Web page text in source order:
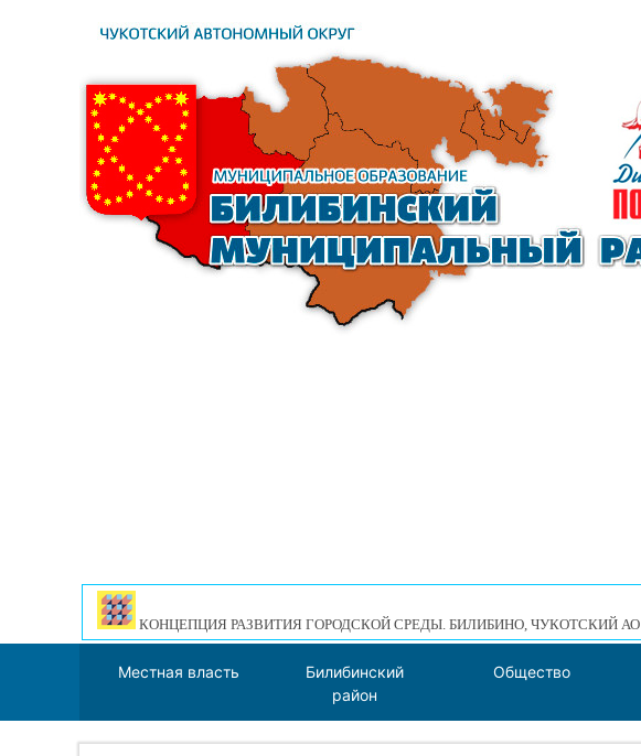
КОНЦЕПЦИЯ РАЗВИТИЯ ГОРОДСКОЙ СРЕДЫ. БИЛИБИНО, ЧУКОТСКИЙ АО
Местная власть
Билибинский
район
Общество